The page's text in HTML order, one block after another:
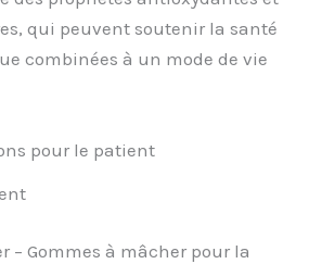
qui peuvent soutenir la santé
combinées à un mode de vie
pour le patient
– Gommes à mâcher pour la